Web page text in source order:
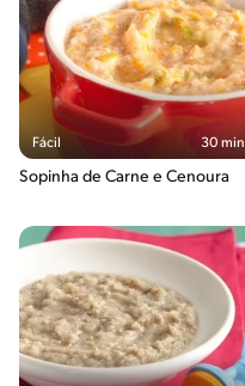
Fácil 30 min
Sopinha de Carne e Cenoura